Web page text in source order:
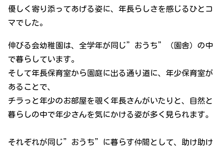
優しく寄り添ってあげる姿に、年長らしさを感じるひとコ
マでした。
伸びる会幼稚園は、全学年が同じ”おうち”（園舎）の中
で暮らしています。
そして年長保育室から園庭に出る通り道に、年少保育室が
あることで、
チラっと年少のお部屋を覗く年長さんがいたりと、自然と
暮らしの中で年少さんを気にかける姿が多く見られます。
それぞれが同じ”おうち”に暮らす仲間として、助け助け